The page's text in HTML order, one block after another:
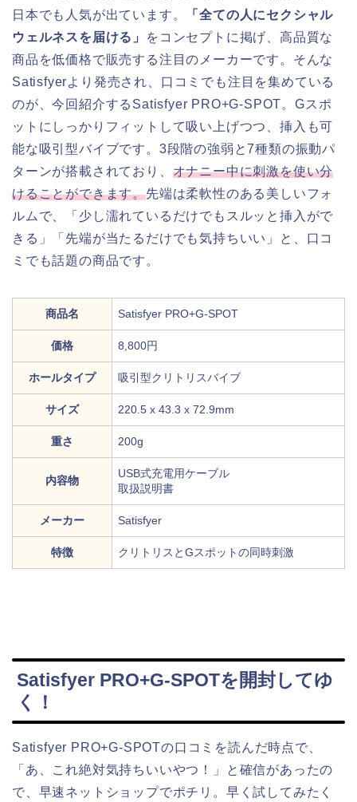
日本でも人気が出ています。
「全ての人にセクシャル
ウェルネスを届ける」
をコンセプトに掲げ、高品質な
商品を低価格で販売する注目のメーカーです。そんな
Satisfyerより発売され、口コミでも注目を集めている
のが、今回紹介するSatisfyer PRO+G-SPOT。Gスポ
ットにしっかりフィットして吸い上げつつ、挿入も可
能な吸引型バイブです。3段階の強弱と7種類の振動パ
ターンが搭載されており、 オナニー中に刺激を使い分
けることができます。先端は柔軟性のある美しいフォ
ルムで、「少し濡れているだけでもスルッと挿入がで
きる」「先端が当たるだけでも気持ちいい」と、口コ
ミでも話題の商品です。
商品名 Satisfyer PRO+G-SPOT
価格 8,800円
ホールタイプ 吸引型クリトリスバイブ
サイズ 220.5 x 43.3 x 72.9mm
重さ 200g
内容物
USB式充電用ケーブル
取扱説明書
メーカー Satisfyer
特徴 クリトリスとGスポットの同時刺激
Satisfyer PRO+G-SPOTを開封してゆ
く！
Satisfyer PRO+G-SPOTの口コミを読んだ時点で、
「あ、これ絶対気持ちいいやつ！」と確信があったの
で、早速ネットショップでポチリ。早く試してみたく